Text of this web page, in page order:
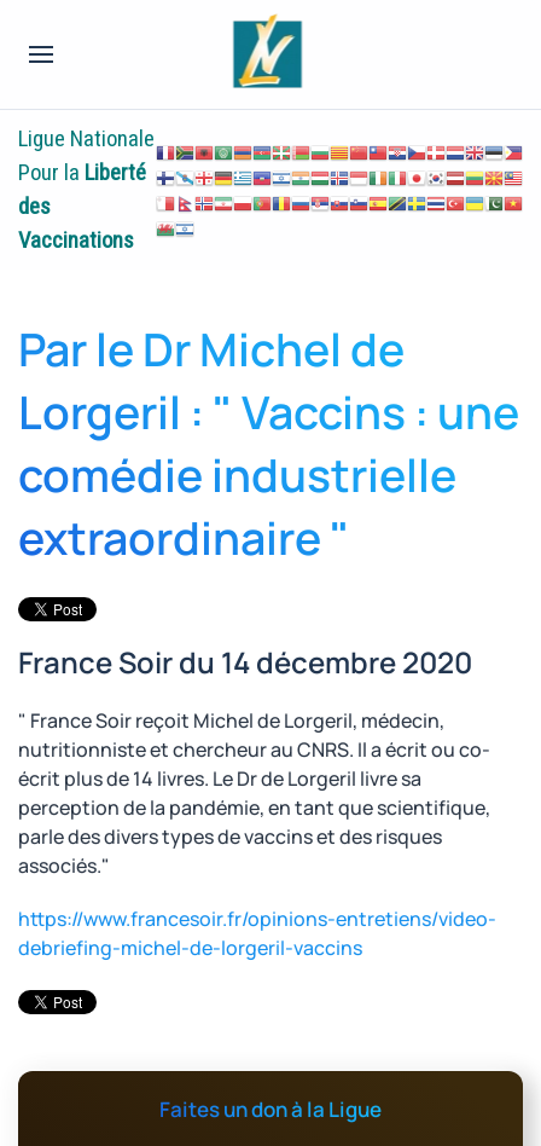
Ligue Nationale
Pour la Liberté
des
Vaccinations
Par le Dr Michel de
Lorgeril : " Vaccins : une
comédie industrielle
extraordinaire "
France Soir du 14 décembre 2020
" France Soir reçoit Michel de Lorgeril, médecin,
nutritionniste et chercheur au CNRS. Il a écrit ou co-
écrit plus de 14 livres. Le Dr de Lorgeril livre sa
perception de la pandémie, en tant que scientifique,
parle des divers types de vaccins et des risques
associés."
https://www.francesoir.fr/opinions-entretiens/video-
debriefing-michel-de-lorgeril-vaccins
Faites un don à la Ligue